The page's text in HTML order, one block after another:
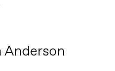
Anderson